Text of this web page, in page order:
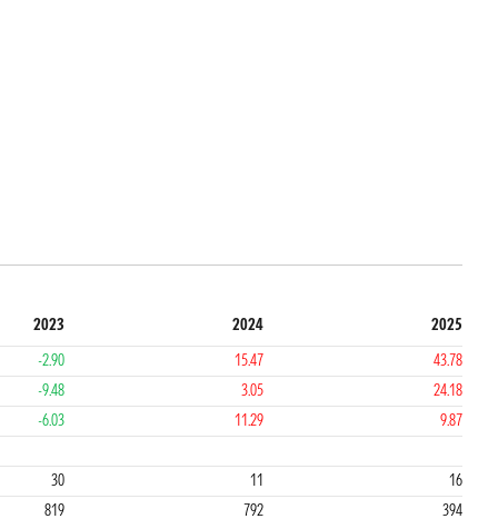
2023 2024
2025
-2.90 15.47
43.78
-9.48 3.05
24.18
-6.03 11.29
9.87
1 1
30 11
16
819 792 394